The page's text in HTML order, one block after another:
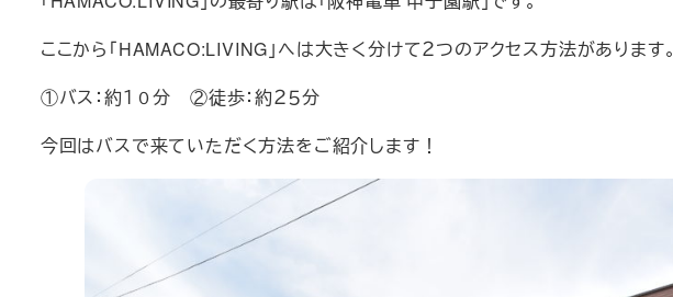
ここから「HAMACO:LIVING」へは大きく分けて２つのアクセス方法があります。
①バス：約１０分 ②徒歩：約２５分
今回はバスで来ていただく方法をご紹介します！